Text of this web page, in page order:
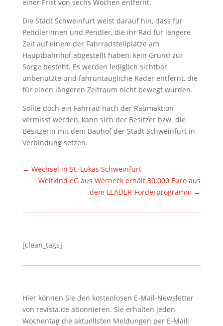
einer Frist von sechs Wochen entfernt.
Die Stadt Schweinfurt weist darauf hin, dass für
Pendlerinnen und Pendler, die ihr Rad für längere
Zeit auf einem der Fahrradstellplätze am
Hauptbahnhof abgestellt haben, kein Grund zur
Sorge besteht. Es werden lediglich sichtbar
unbenutzte und fahruntaugliche Räder entfernt, die
für einen längeren Zeitraum nicht bewegt wurden.
Sollte doch ein Fahrrad nach der Räumaktion
vermisst werden, kann sich der Besitzer bzw. die
Besitzerin mit dem Bauhof der Stadt Schweinfurt in
Verbindung setzen.
← Wechsel in St. Lukas Schweinfurt
Weltkind eG aus Werneck erhält 30.000 Euro aus
dem LEADER-Förderprogramm →
[clean_tags]
Hier können Sie den kostenlosen E-Mail-Newsletter
von revista.de abonnieren. Sie erhalten jeden
Wochentag die aktuellsten Meldungen per E-Mail: